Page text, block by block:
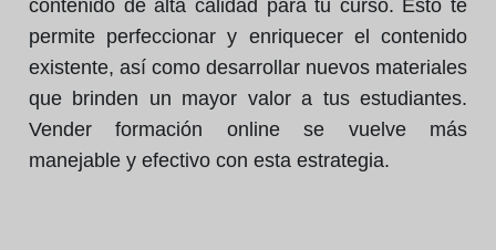
contenido de alta calidad para tu curso. Esto te
permite perfeccionar y enriquecer el contenido
existente, así como desarrollar nuevos materiales
que brinden un mayor valor a tus estudiantes.
Vender formación online se vuelve más
manejable y efectivo con esta estrategia.